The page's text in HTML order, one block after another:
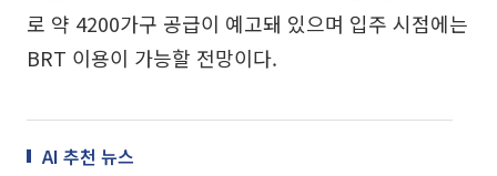
로 약 4200가구 공급이 예고돼 있으며 입주 시점에는
BRT 이용이 가능할 전망이다.
AI 추천 뉴스